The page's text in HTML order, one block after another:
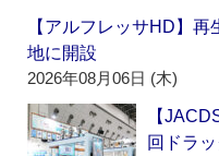
【アルフレッサHD】
地に開設
2026年08月06日 (木)
【
回ドラ